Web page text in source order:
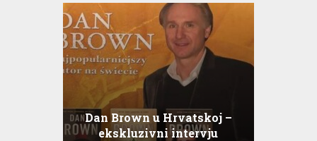
Dan Brown u Hrvatskoj –
ekskluzivni intervju